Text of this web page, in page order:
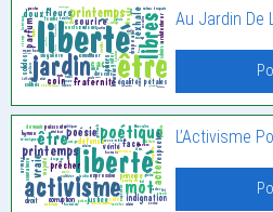
Au Jardin De
L’Activisme